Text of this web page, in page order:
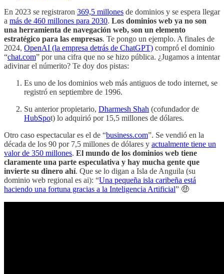
En 2023 se registraron 369,5 millones de dominios y se espera llegar
a más de 460 millones para 2030. Los dominios web ya no son
una herramienta de navegación web, son un elemento
estratégico para las empresas. Te pongo un ejemplo. A finales de
2024, OpenAI (la empresa detrás de ChatGPT) compró el dominio
“chat.com” por una cifra que no se hizo pública. ¿Jugamos a intentar
adivinar el númerito? Te doy dos pistas:
Es uno de los dominios web más antiguos de todo internet, se
registró en septiembre de 1996.
Su anterior propietario, Dharmesh Shah (cofundador de
HubSpot) lo adquirió por 15,5 millones de dólares.
Otro caso espectacular es el de “business.com”. Se vendió en la
década de los 90 por 7,5 millones de dólares y actualmente tiene un
valor de 350 millones. El mundo de los dominios web tiene
claramente una parte especulativa y hay mucha gente que
invierte su dinero ahí. Que se lo digan a Isla de Anguila (su
dominio web regional es ai): “Una pequeña isla caribeña está
haciendo una fortuna gracias a la Inteligencia Artificial” 🤑